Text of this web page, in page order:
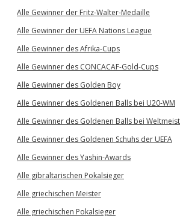
Alle Gewinner der Fritz-Walter-Medaille
Alle Gewinner der UEFA Nations League
Alle Gewinner des Afrika-Cups
Alle Gewinner des CONCACAF-Gold-Cups
Alle Gewinner des Golden Boy
Alle Gewinner des Goldenen Balls bei U20-WM
Alle Gewinner des Goldenen Balls bei
Alle Gewinner des Goldenen Schuhs der UEFA
Alle Gewinner des Yashin-Awards
Alle gibraltarischen Pokalsieger
Alle griechischen Meister
Alle griechischen Pokalsieger